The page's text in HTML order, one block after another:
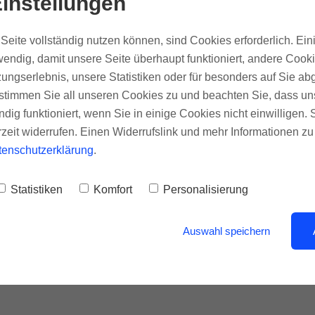
So geht es jetzt
Wir melden
Sie erhalten
vollständig nutzen können, sind Cookies erforderlich.
damit unsere Seite überhaupt funktioniert, andere
unsere Statistiken oder für besonders auf Sie
Sie all unseren Cookies zu und beachten Sie, dass
funktioniert, wenn Sie in einige Cookies nicht einwilligen.
widerrufen. Einen Widerrufslink und mehr Informationen
.
Statistiken Komfort Personalisierung
Auswahl speichern